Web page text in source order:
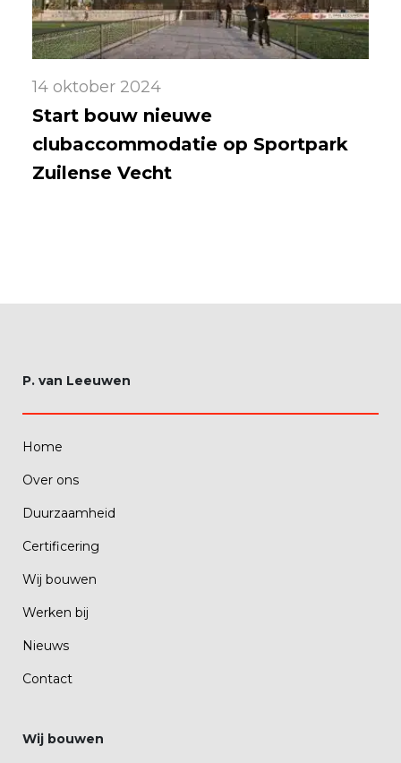
14 oktober 2024
Start bouw nieuwe
clubaccommodatie op Sportpark
Zuilense Vecht
P. van Leeuwen
Home
Over ons
Duurzaamheid
Certificering
Wij bouwen
Werken bij
Nieuws
Contact
Wij bouwen